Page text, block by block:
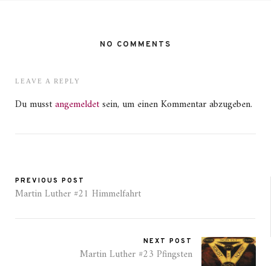
NO COMMENTS
LEAVE A REPLY
Du musstangemeldetsein, um einen Kommentar abzugeben.
PREVIOUS POST
Martin Luther #21 Himmelfahrt
NEXT POST
Martin Luther #23 Pfingsten